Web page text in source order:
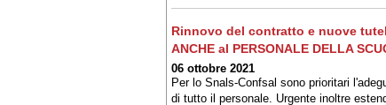
Rinnovo del contratto e nuove
ANCHE al PERSONALE DELLA
06 ottobre 2021
Per lo Snals-Confsal sono prioritari
di tutto il personale. Urgente inoltre